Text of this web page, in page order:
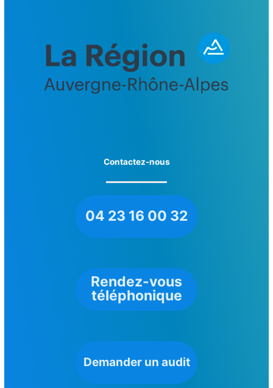
Contactez-nous
04 23 16 00 32
Rendez-vous
téléphonique
Demander un audit